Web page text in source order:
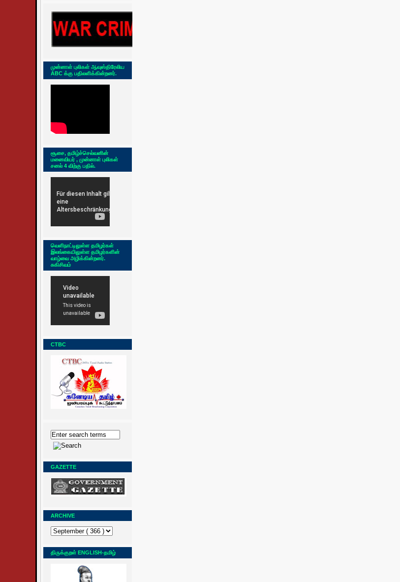
முன்னாள் புலிகள் ஆவுஸ்திரேலிய
ABC க்கு பதிலளிக்கின்றனர்.
சூசை, தமிழ்ச்செல்வனின்
மனைவியர் , முன்னாள் புலிகள்
சனல் 4 விற்கு பதில்.
வெளிநாட்டிலுள்ள தமிழர்கள்
இலங்கையிலுள்ள தமிழர்களின்
வாழ்வை அழிக்கின்றனர்.
சுகிசிவம்
CTBC
GAZETTE
ARCHIVE
திருக்குறள் ENGLISH-தமிழ்